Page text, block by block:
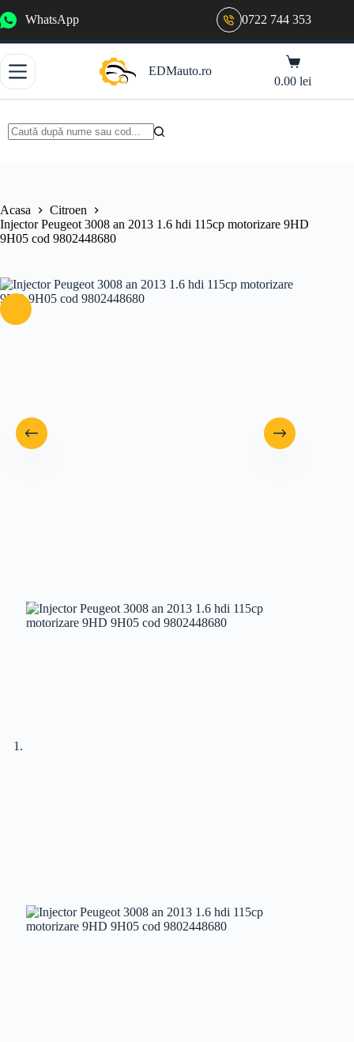
la
WhatsApp 0722 744 353
EDMauto.ro
Coș
de
cumpărături
0.00lei
Acasa
Citroen
Injector Peugeot 3008 an 2013 1.6 hdi 115cp motorizare 9HD
9H05 cod 9802448680